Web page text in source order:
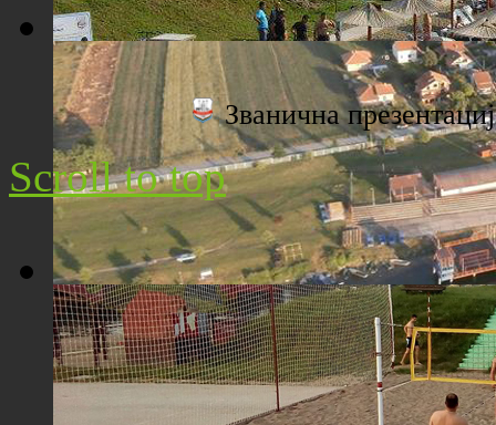
Плажа "Топољар" - Поглед са торња
Плажа "Топољар" - Поглед из ваздуха
Званична
Scroll to top